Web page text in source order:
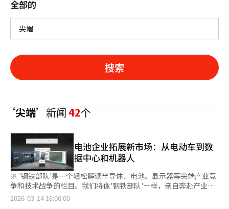
全部的
搜索
‘尖端’新闻42个
电池企业拓展新市场：从电动车到数
据中心和机器人
※ '钢铁部队'是一个轻松解读半导体、电池、显示器等尖端产业竞
争和技术战争的栏目。我们将像'钢铁部队'一样，亲自奔赴产业前
线，从看不见的芯片到全球供应链，生动传达。充满新能量的周
2026-03-14 16:06:00